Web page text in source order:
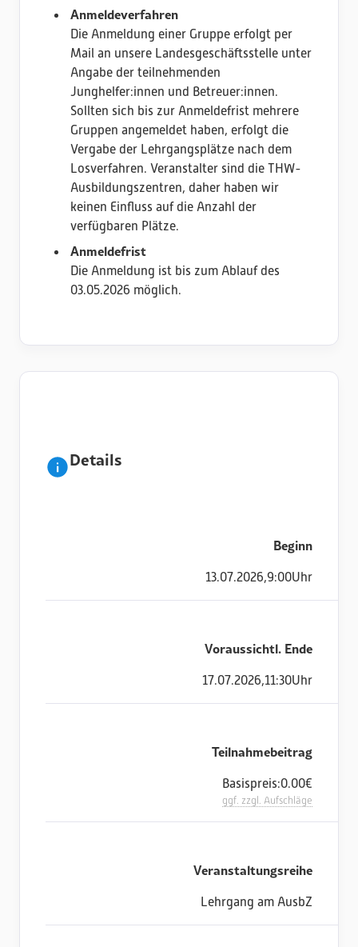
Anmeldeverfahren
Die Anmeldung einer Gruppe erfolgt per
Mail an unsere Landesgeschäftsstelle unter
Angabe der teilnehmenden
Junghelfer:innen und Betreuer:innen.
Sollten sich bis zur Anmeldefrist mehrere
Gruppen angemeldet haben, erfolgt die
Vergabe der Lehrgangsplätze nach dem
Losverfahren. Veranstalter sind die THW-
Ausbildungszentren, daher haben wir
keinen Einfluss auf die Anzahl der
verfügbaren Plätze.
Anmeldefrist
Die Anmeldung ist bis zum Ablauf des
03.05.2026 möglich.
Details
Beginn
13.07.2026,9:00Uhr
Voraussichtl. Ende
17.07.2026,11:30Uhr
Teilnahmebeitrag
Basispreis:0.00€
ggf. zzgl. Aufschläge
Veranstaltungsreihe
Lehrgang am AusbZ